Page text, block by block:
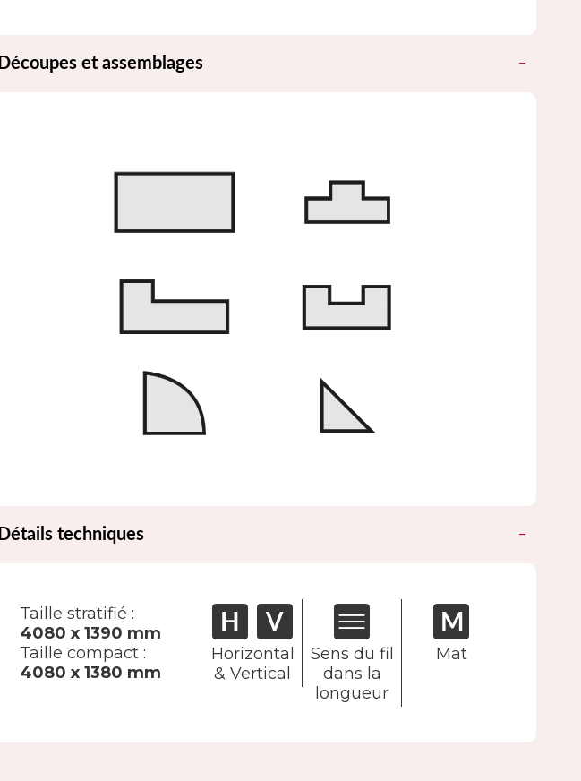
Découpes et assemblages
Détails techniques
Taille stratifié :
4080 x 1390 mm
Taille compact :
4080 x 1380 mm
Horizontal
& Vertical
Sens du fil
dans la
longueur
Mat